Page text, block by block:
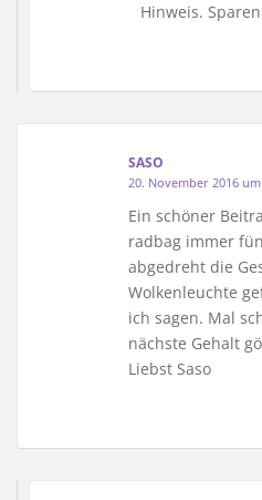
Hinweis.
SASO
20. November 2016
Ein schöner
radbag immer
abgedreht die
Wolkenleuchte
ich sagen. Mal
nächste Gehalt
Liebst Saso